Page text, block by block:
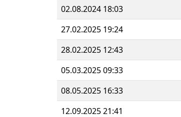
02.08.2024 18:03
27.02.2025 19:24
28.02.2025 12:43
05.03.2025 09:33
08.05.2025 16:33
12.09.2025 21:41